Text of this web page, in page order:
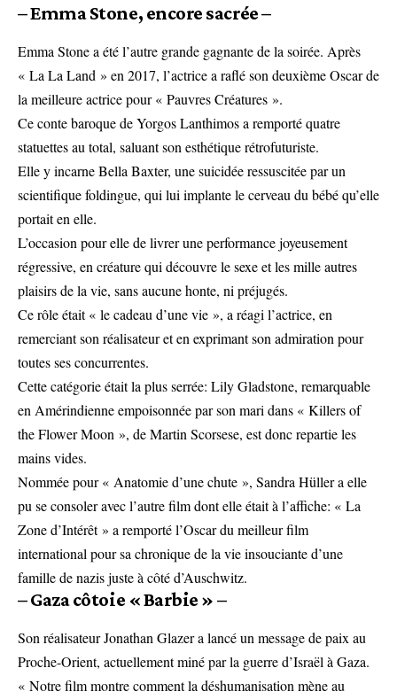
– Emma Stone, encore sacrée –
Emma Stone a été l’autre grande gagnante de la soirée. Après
« La La Land » en 2017, l’actrice a raflé son deuxième Oscar de
la meilleure actrice pour « Pauvres Créatures ».
Ce conte baroque de Yorgos Lanthimos a remporté quatre
statuettes au total, saluant son esthétique rétrofuturiste.
Elle y incarne Bella Baxter, une suicidée ressuscitée par un
scientifique foldingue, qui lui implante le cerveau du bébé qu’elle
portait en elle.
L’occasion pour elle de livrer une performance joyeusement
régressive, en créature qui découvre le sexe et les mille autres
plaisirs de la vie, sans aucune honte, ni préjugés.
Ce rôle était « le cadeau d’une vie », a réagi l’actrice, en
remerciant son réalisateur et en exprimant son admiration pour
toutes ses concurrentes.
Cette catégorie était la plus serrée: Lily Gladstone, remarquable
en Amérindienne empoisonnée par son mari dans « Killers of
the Flower Moon », de Martin Scorsese, est donc repartie les
mains vides.
Nommée pour « Anatomie d’une chute », Sandra Hüller a elle
pu se consoler avec l’autre film dont elle était à l’affiche: « La
Zone d’Intérêt » a remporté l’Oscar du meilleur film
international pour sa chronique de la vie insouciante d’une
famille de nazis juste à côté d’Auschwitz.
– Gaza côtoie « Barbie » –
Son réalisateur Jonathan Glazer a lancé un message de paix au
Proche-Orient, actuellement miné par la guerre d’Israël à Gaza.
« Notre film montre comment la déshumanisation mène au